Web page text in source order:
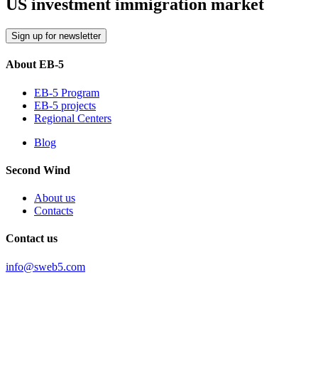
US investment immigration market
Sign up for newsletter
About EB-5
EB-5 Program
EB-5 projects
Regional Centers
Blog
Second Wind
About us
Contacts
Contact us
info@sweb5.com